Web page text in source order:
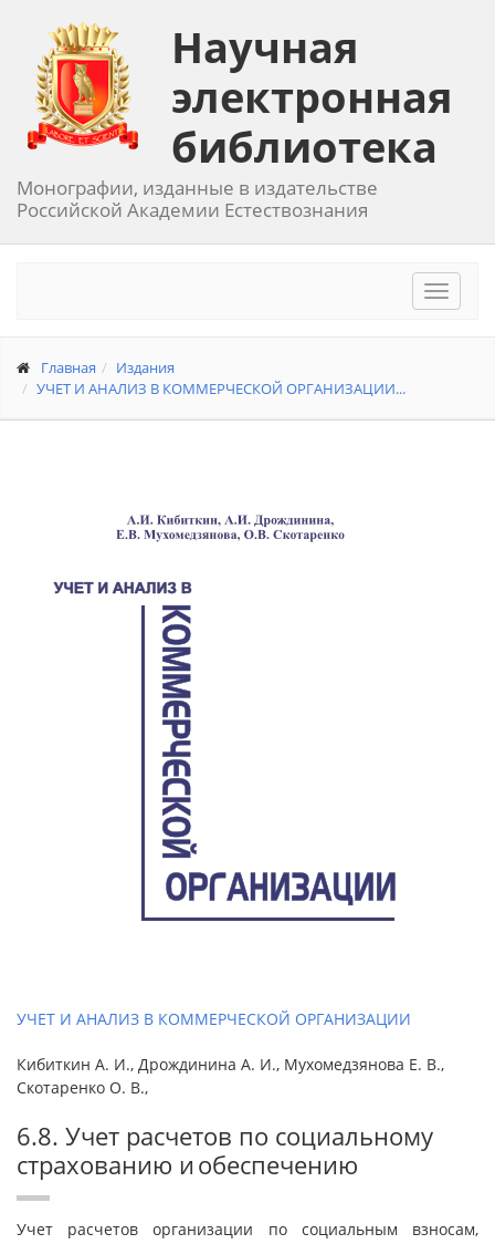
Научная
электронная
библиотека
Монографии, изданные в издательстве
Российской Академии Естествознания
Toggle
Главная
Издания
УЧЕТ И АНАЛИЗ В КОММЕРЧЕСКОЙ ОРГАНИЗАЦИИ...
УЧЕТ И АНАЛИЗ В КОММЕРЧЕСКОЙ ОРГАНИЗАЦИИ
Кибиткин А. И., Дрождинина А. И., Мухомедзянова Е. В.,
Скотаренко О. В.,
6.8. Учет расчетов по социальному
страхованию и обеспечению
Учет расчетов организации по социальным взносам,